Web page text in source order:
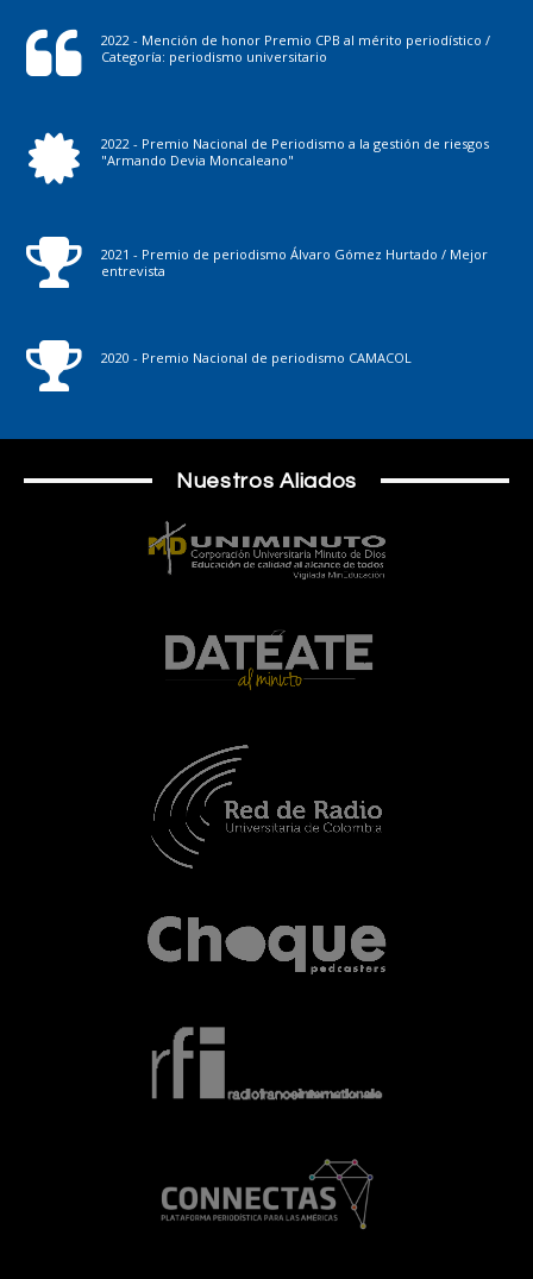
2022 - Mención de honor Premio CPB al mérito periodístico /
Categoría: periodismo universitario
2022 - Premio Nacional de Periodismo a la gestión de riesgos
"Armando Devia Moncaleano"
2021 - Premio de periodismo Álvaro Gómez Hurtado / Mejor
entrevista
2020 - Premio Nacional de periodismo CAMACOL
Nuestros Aliados